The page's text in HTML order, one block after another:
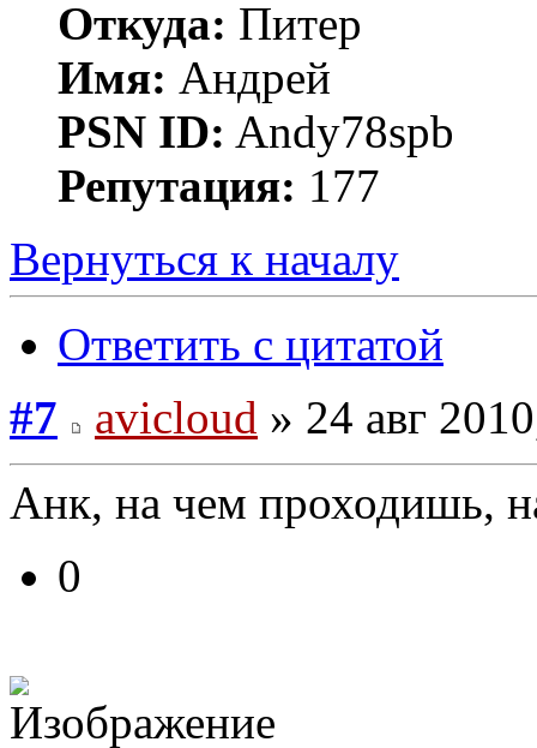
Откуда: Питер
Имя: Андрей
PSN ID: Andy78spb
Репутация: 177
Вернуться к началу
Ответить с цитатой
#7
avicloud » 24 авг
Анк, на чем проходишь,
0